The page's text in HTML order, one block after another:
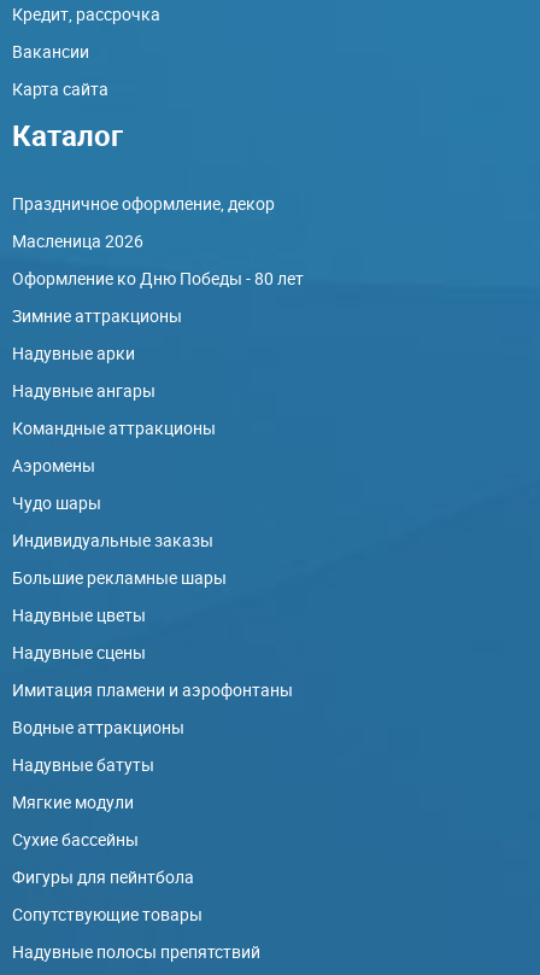
Кредит, рассрочка
Вакансии
Карта сайта
Каталог
Праздничное оформление, декор
Масленица 2026
Оформление ко Дню Победы - 80 лет
Зимние аттракционы
Надувные арки
Надувные ангары
Командные аттракционы
Аэромены
Чудо шары
Индивидуальные заказы
Большие рекламные шары
Надувные цветы
Надувные сцены
Имитация пламени и аэрофонтаны
Водные аттракционы
Надувные батуты
Мягкие модули
Сухие бассейны
Фигуры для пейнтбола
Сопутствующие товары
Надувные полосы препятствий